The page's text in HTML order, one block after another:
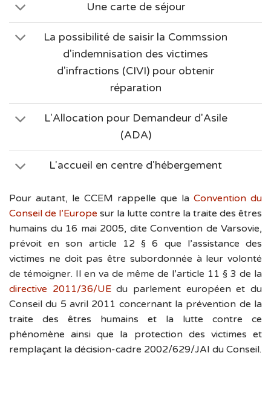
Une carte de séjour
La possibilité de saisir la Commssion
d'indemnisation des victimes
d'infractions (CIVI) pour obtenir
réparation
L'Allocation pour Demandeur d'Asile
(ADA)
L'accueil en centre d'hébergement
Pour autant, le CCEM rappelle que la Convention du
Conseil de l’Europe sur la lutte contre la traite des êtres
humains du 16 mai 2005, dite Convention de Varsovie,
prévoit en son article 12 § 6 que l’assistance des
victimes ne doit pas être subordonnée à leur volonté
de témoigner. Il en va de même de l’article 11 § 3 de la
directive 2011/36/UEdu parlement européen et du
Conseil du 5 avril 2011 concernant la prévention de la
traite des êtres humains et la lutte contre ce
phénomène ainsi que la protection des victimes et
remplaçant la décision-cadre 2002/629/JAI du Conseil.